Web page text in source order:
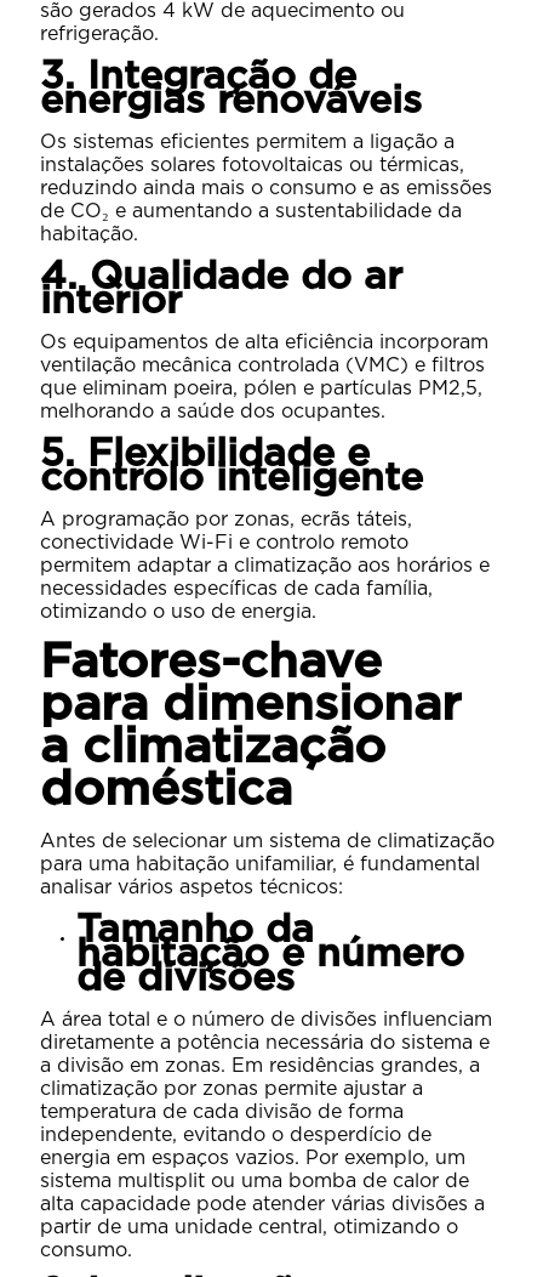
são gerados 4 kW de aquecimento ou
refrigeração.
3. Integração de
energias renováveis
Os sistemas eficientes permitem a ligação a
instalações solares fotovoltaicas ou térmicas,
reduzindo ainda mais o consumo e as emissões
de CO₂ e aumentando a sustentabilidade da
habitação.
4. Qualidade do ar
interior
Os equipamentos de alta eficiência incorporam
ventilação mecânica controlada (VMC) e filtros
que eliminam poeira, pólen e partículas PM2,5,
melhorando a saúde dos ocupantes.
5. Flexibilidade e
controlo inteligente
A programação por zonas, ecrãs táteis,
conectividade Wi-Fi e controlo remoto
permitem adaptar a climatização aos horários e
necessidades específicas de cada família,
otimizando o uso de energia.
Fatores-chave
para dimensionar
a climatização
doméstica
Antes de selecionar um sistema de climatização
para uma habitação unifamiliar, é fundamental
analisar vários aspetos técnicos:
Tamanho da
habitação e número
de divisões
A área total e o número de divisões influenciam
diretamente a potência necessária do sistema e
a divisão em zonas. Em residências grandes, a
climatização por zonas permite ajustar a
temperatura de cada divisão de forma
independente, evitando o desperdício de
energia em espaços vazios. Por exemplo, um
sistema multisplit ou uma bomba de calor de
alta capacidade pode atender várias divisões a
partir de uma unidade central, otimizando o
consumo.